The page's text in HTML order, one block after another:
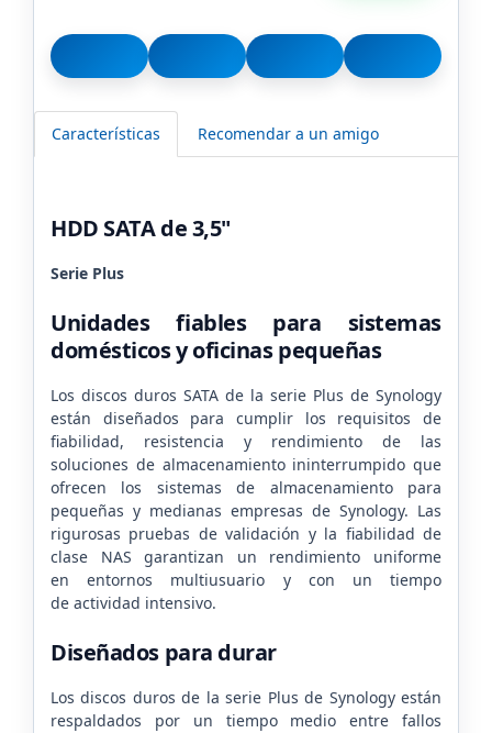
Características Recomendar a un amigo
HDD SATA de 3,5"
Serie Plus
Unidades fiables para sistemas
domésticos y oficinas pequeñas
Los discos duros SATA de la serie Plus de Synology
están diseñados para cumplir los requisitos de
fiabilidad, resistencia y rendimiento de las
soluciones de almacenamiento ininterrumpido que
ofrecen los sistemas de almacenamiento para
pequeñas y medianas empresas de Synology. Las
rigurosas pruebas de validación y la fiabilidad de
clase NAS garantizan un rendimiento uniforme
en entornos multiusuario y con un tiempo
de actividad intensivo.
Diseñados para durar
Los discos duros de la serie Plus de Synology están
respaldados por un tiempo medio entre fallos